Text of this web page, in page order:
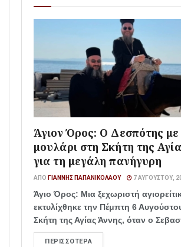
Άγιον Όρος: Ο Δεσπότης με
μουλάρι στη Σκήτη της
για τη μεγάλη πανήγυρη
ΑΠΌ ΓΙΆΝΝΗΣ ΠΑΠΑΝΙΚΟΛΆΟΥ 7 ΑΥΓΟΎΣΤΟΥ,
Άγιο Όρος: Μια ξεχωριστή
εκτυλίχθηκε την Πέμπτη 6
Σκήτη της Αγίας Άννης, όταν ο
ΠΕΡΙΣΣΌΤΕΡΑ